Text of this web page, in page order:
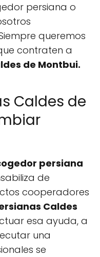
persiana o
queremos
contraten a
de Montbui.
Caldes de
persiana
de
cooperadores
Caldes
esa ayuda, a
una
se